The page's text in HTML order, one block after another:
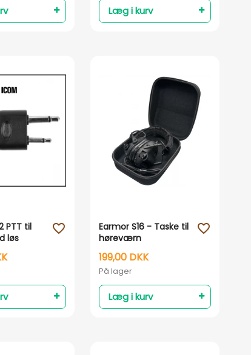
Læg i kurv
PTT til
løs
favorite_outline
Earmor S16 - Taske til
høreværn
199,00 DKK
På lager
Læg i kurv
favorite_outline